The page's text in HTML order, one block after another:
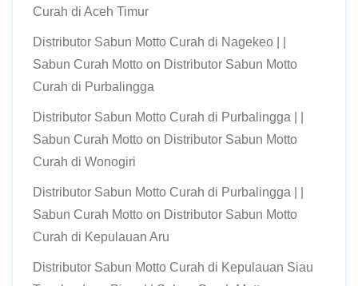
Curah di Aceh Timur
Distributor Sabun Motto Curah di Nagekeo | |
Sabun Curah Motto on Distributor Sabun Motto
Curah di Purbalingga
Distributor Sabun Motto Curah di Purbalingga | |
Sabun Curah Motto on Distributor Sabun Motto
Curah di Wonogiri
Distributor Sabun Motto Curah di Purbalingga | |
Sabun Curah Motto on Distributor Sabun Motto
Curah di Kepulauan Aru
Distributor Sabun Motto Curah di Kepulauan Siau